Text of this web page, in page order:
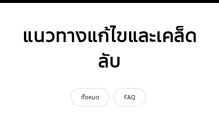
แนวทางแก้ไขและเคล็ด
ลับ
ทั้งหมด FAQ